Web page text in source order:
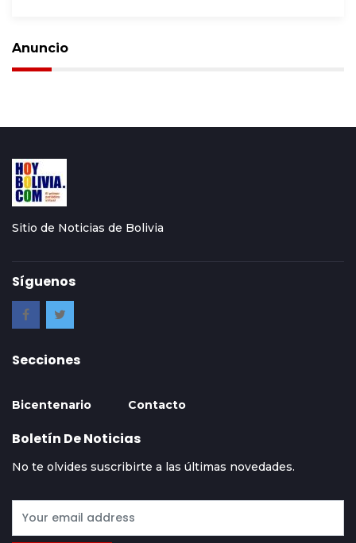
Anuncio
Sitio de Noticias de Bolivia
Síguenos
Secciones
Bicentenario Contacto
Boletín De Noticias
No te olvides suscribirte a las últimas novedades.